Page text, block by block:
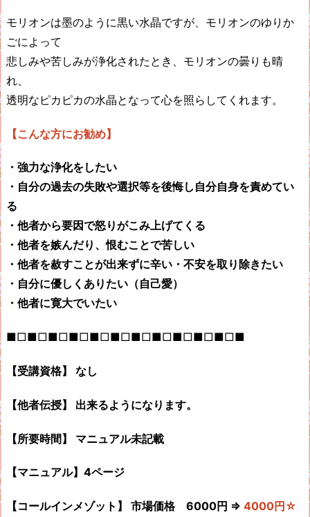
モリオンは墨のように黒い水晶ですが、モリオンのゆりか
ごによって
悲しみや苦しみが浄化されたとき、モリオンの曇りも晴
れ、
透明なピカピカの水晶となって心を照らしてくれます。
【こんな方にお勧め】
・強力な浄化をしたい
・自分の過去の失敗や選択等を後悔し自分自身を責めてい
る
・他者から要因で怒りがこみ上げてくる
・他者を嫉んだり、恨むことで苦しい
・他者を赦すことが出来ずに辛い・不安を取り除きたい
・自分に優しくありたい（自己愛）
・他者に寛大でいたい
■□■□■□■□■□■□■□■□■□■□■□■
【受講資格】 なし
【他者伝授】 出来るようになります。
【所要時間】 マニュアル未記載
【マニュアル】4ページ
【コールインメゾット】 市場価格 6000円 ⇒ 4000円☆